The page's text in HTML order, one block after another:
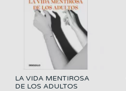
LA VIDA MENTIROSA
DE LOS ADULTOS